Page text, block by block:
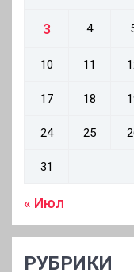
3 4
10 11
17 18
24 25
31
« Июл
РУБРИКИ